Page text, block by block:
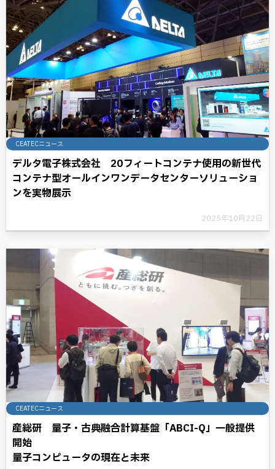
CEATECニュース
デルタ電子株式会社 20フィートコンテナ使用の新世代
コンテナ型オールインワンデータセンターソリューショ
ンを実物展示
2025年10月22日
CEATECニュース
産総研 量子・古典融合計算基盤「ABCI-Q」一般提供
開始
量子コンピュータの現在と未来